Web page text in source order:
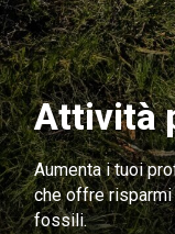
Attività
Aumenta i tuoi
che offre
fossili.